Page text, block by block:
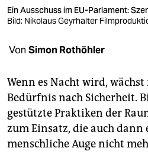
veranstaltungen
fragen & hilfe
unterstützen
abo
genossenschaft
epaper login
Ein Ausschuss im EU-Parlament:
Bild: Nikolaus Geyrhalter
Von Simon Rothöhler
Wenn es Nacht wird,
Bedürfnis nach Sicherheit.
gestützte Praktiken der
zum Einsatz, die auch dann
menschliche Auge nicht